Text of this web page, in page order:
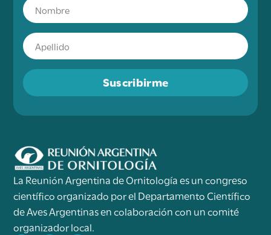
Suscribirme
La Reunión Argentina de Ornitología es un congreso
científico organizado por el Departamento Científico
de Aves Argentinas en colaboración con un comité
organizador local.